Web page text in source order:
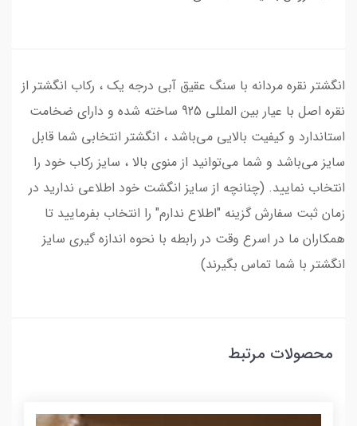
انگشتر نقره مردانه با سنگ عقیق آبی درجه یک ، رکاب انگشتر از
نقره اصل با عیار بین المللی 925 ساخته شده و دارای ضخامت
استاندارد و کیفیت بالایی می‌باشد ، انگشتر انتخابی شما قابل
سایز می‌باشد و شما می‌توانید از منوی بالا ، سایز رکاب خود را
انتخاب نمایید. (چنانچه از سایز انگشت خود اطلاعی ندارید در
زمان ثبت سفارش گزینه "اطلاع ندارم" را انتخاب بفرمایید تا
همکاران ما در اسرع وقت در رابطه با نحوه اندازه گیری سایز
انگشتر با شما تماس بگیرند)
محصولات مرتبط